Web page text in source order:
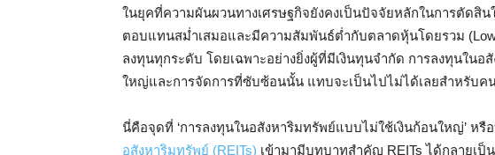
ในยุคที่ความผันผวนทางเศรษฐกิจยังคงเป็นปัจจัยหลักในการตัดสิ
ตอบแทนสม่ำเสมอและมีความสัมพันธ์ต่ำกับตลาดหุ้นโดยรวม
ลงทุนทุกระดับ โดยเฉพาะอย่างยิ่งผู้ที่มีเงินทุนจำกัด การลงทุนในอ
ใหญ่และการจัดการที่ซับซ้อนนั้น แทบจะเป็นไปไม่ได้เลยสำหรับค
นี่คือจุดที่ ‘การลงทุนในอสังหาริมทรัพย์แบบไม่ใช้เงินก้อนใหญ่’ หรื
อสังหาริมทรัพย์ (REITs) เข้ามามีบทบาทสำคัญ REITs ได้กลายเป็